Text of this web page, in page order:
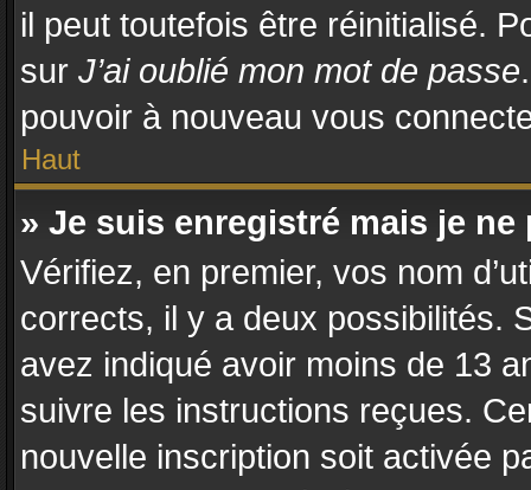
il peut toutefois être réinitialisé.
sur J’ai oublié mon mot de passe
pouvoir à nouveau vous
Haut
» Je suis enregistré mais je
Vérifiez, en premier, vos nom
corrects, il y a deux possibilités.
avez indiqué avoir moins de 13
suivre les instructions reçues.
nouvelle inscription soit activée